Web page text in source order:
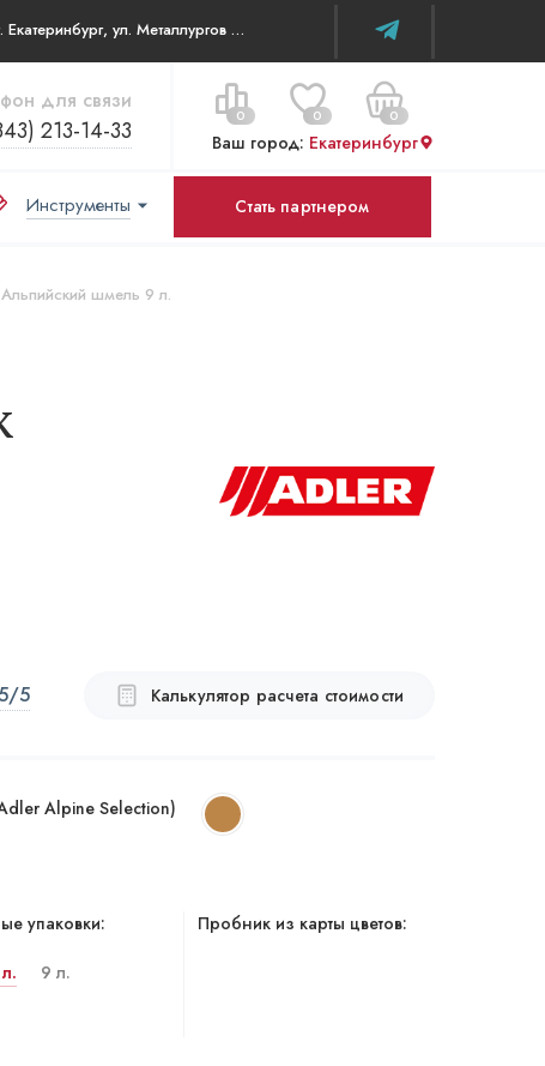
г. Екатеринбург, ул. Металлургов д 84 ТЦ WOW House
для связи
213-14-33
0 0 0
Цена за все:
Перейти в корзину
Ваш город: Екатеринбург
Инструменты Стать партнером
Альпийский шмель 9 л.
5/5 Калькулятор расчета стоимости
Alpine Selection)
упаковки:
9 л.
Пробник из карты цветов: